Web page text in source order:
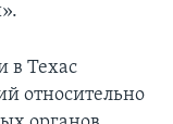
в Техас
относительно